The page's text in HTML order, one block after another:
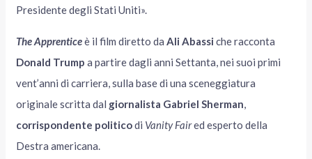
Presidente degli Stati Uniti».
The Apprenticeè il film diretto daAli Abassi che racconta
Donald Trump a partire dagli anni Settanta, nei suoi primi
vent’anni di carriera, sulla base di una sceneggiatura
originale scritta dal giornalista Gabriel Sherman,
corrispondente politicodi Vanity Faired esperto della
Destra americana.